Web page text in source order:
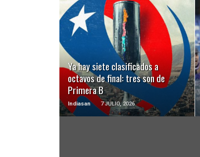
Ya hay siete clasificados a
octavos de final: tres son de
Primera B
Indiasan 7 JULIO, 2026
LEER MÁS